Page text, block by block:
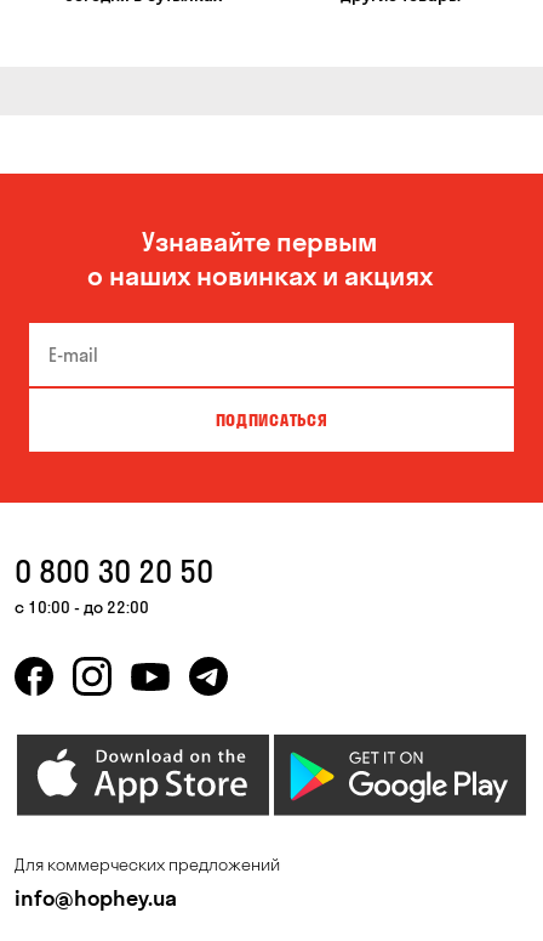
Узнавайте первым
о наших новинках и акциях
ПОДПИСАТЬСЯ
0 800 30 20 50
с 10:00 - до 22:00
Для коммерческих предложений
info@hophey.ua